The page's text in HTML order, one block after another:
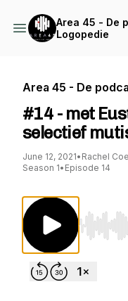
Area 45 - De
Logopedie
Area 45 - De
#14 - met
selectief
June 12, 2021• Rachel
Season 1• Episode 14
Use